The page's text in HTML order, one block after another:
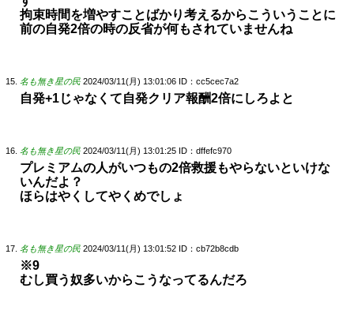
拘束時間を増やすことばかり考えるからこういうことに
前の自発2倍の時の反省が何もされていませんね
名も無き星の民 2024/03/11(月) 13:01:06 ID：cc5cec7a2
自発+1じゃなくて自発クリア報酬2倍にしろよと
名も無き星の民 2024/03/11(月) 13:01:25 ID：dffefc970
プレミアムの人がいつもの2倍救援もやらないといけな
いんだよ？
ほらはやくしてやくめでしょ
名も無き星の民 2024/03/11(月) 13:01:52 ID：cb72b8cdb
※9
むし買う奴多いからこうなってるんだろ